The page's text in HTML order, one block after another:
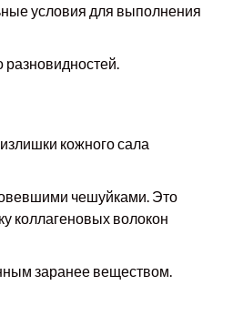
условия для выполнения
разновидностей.
кожного сала
чешуйками. Это
коллагеновых волокон
заранее веществом.